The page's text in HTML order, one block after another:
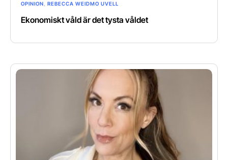
OPINION
REBECCA WEIDMO UVELL
Ekonomiskt våld är det tysta våldet